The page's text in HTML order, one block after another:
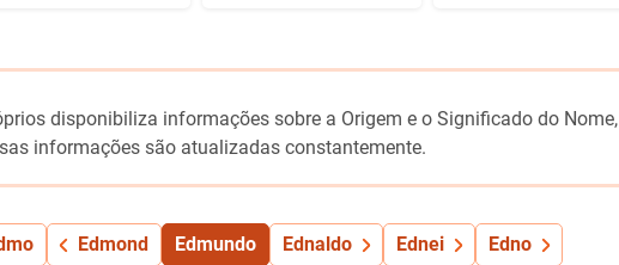
disponibiliza informações sobre a Origem e o Significado do Nome,
informações são atualizadas constantemente.
Edmond Edmundo Ednaldo Ednei Edno